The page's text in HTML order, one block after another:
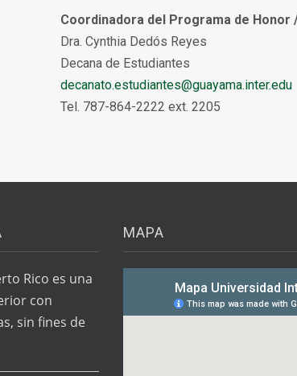
Coordinadora del Programa de
Dra. Cynthia Dedós Reyes
Decana de Estudiantes
decanato.estudiantes@guayama.inter.edu
Tel. 787-864-2222 ext. 2205
Rico es una
con
sin fines de
MAPA